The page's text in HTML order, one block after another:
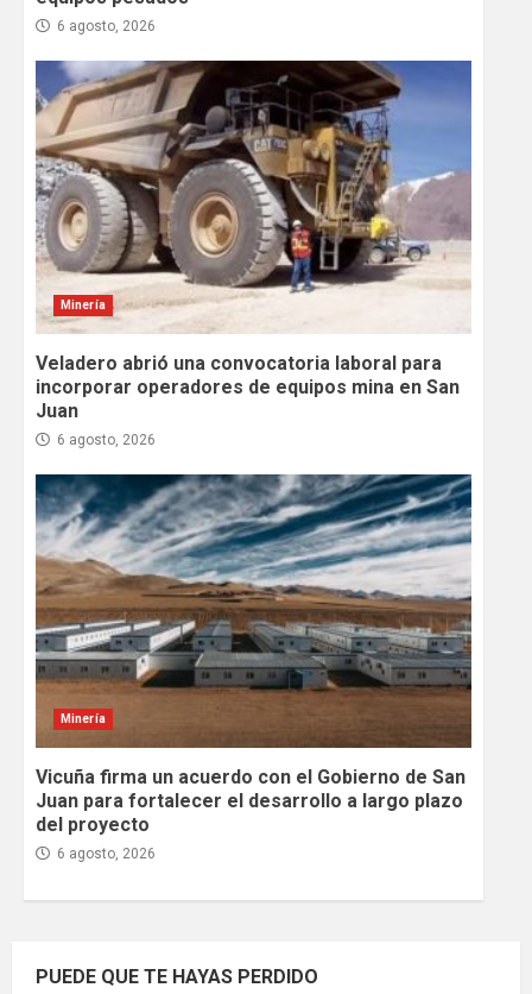
6 agosto, 2026
Minería
Veladero abrió una convocatoria laboral para
incorporar operadores de equipos mina en San
Juan
6 agosto, 2026
Minería
Vicuña firma un acuerdo con el Gobierno de San
Juan para fortalecer el desarrollo a largo plazo
del proyecto
6 agosto, 2026
PUEDE QUE TE HAYAS PERDIDO